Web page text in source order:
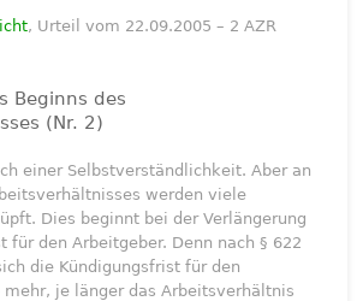
, Urteil vom 22.09.2005 – 2 AZR
Beginns des
(Nr. 2)
einer Selbstverständlichkeit. Aber an
werden viele
Dies beginnt bei der Verlängerung
für den Arbeitgeber. Denn nach § 622
die Kündigungsfrist für den
je länger das Arbeitsverhältnis